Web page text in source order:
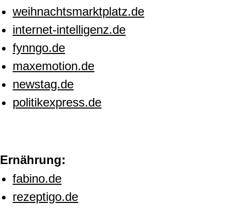
weihnachtsmarktplatz.de
internet-intelligenz.de
fynngo.de
maxemotion.de
newstag.de
politikexpress.de
Ernährung:
fabino.de
rezeptigo.de